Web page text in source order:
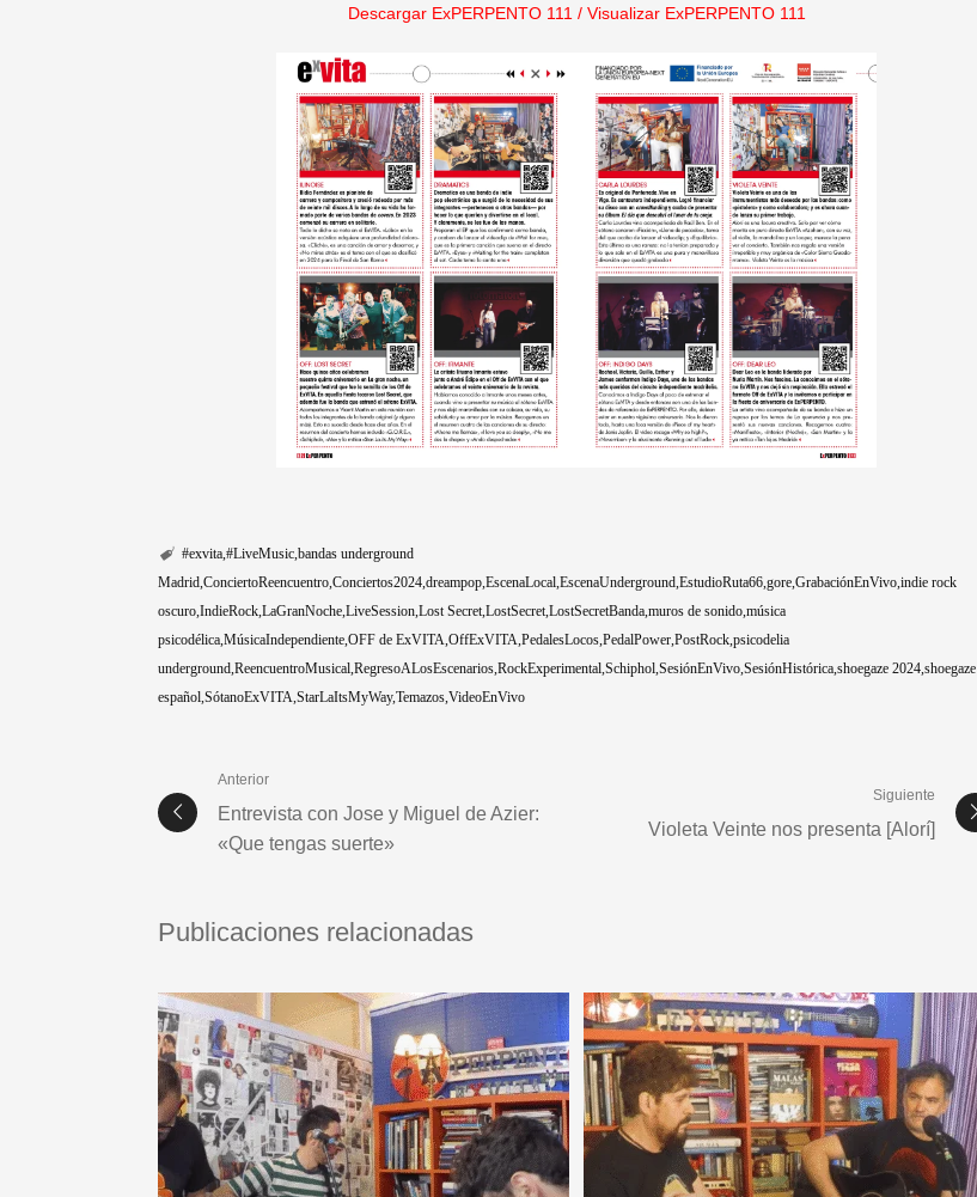
Descargar ExPERPENTO 111 / Visualizar ExPERPENTO 111
#exvita #LiveMusic bandas underground
Madrid ConciertoReencuentro Conciertos2024 dreampop EscenaLocal EscenaUnderground EstudioRuta66 gore GrabaciónEnVivo indie rock
oscuro IndieRock LaGranNoche LiveSession Lost Secret LostSecret LostSecretBanda muros de sonido música
psicodélica MúsicaIndependiente OFF de ExVITA OffExVITA PedalesLocos PedalPower PostRock psicodelia
underground ReencuentroMusical RegresoALosEscenarios RockExperimental Schiphol SesiónEnVivo SesiónHistórica shoegaze 2024 shoegaze
español SótanoExVITA StarLaItsMyWay Temazos VideoEnVivo
Anterior
Entrevista con Jose y Miguel de Azier:
«Que tengas suerte»
Siguiente
Violeta Veinte nos presenta [Alorí]
Publicaciones relacionadas